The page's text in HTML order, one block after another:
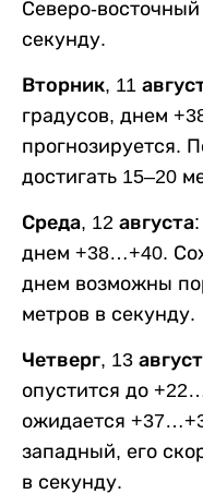
Северо-
секунду.
Вторник, 11
градусов, днем
прогнозируется.
достигать 15–20
Среда, 12 августа:
днем +38…+40.
днем возможны
метров в секунду.
Четверг, 13
опустится до
ожидается
западный, его
в секунду.